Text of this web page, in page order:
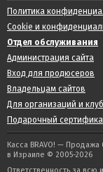
Политика
Cookie и
Отдел обслуживания
Администрация сайта
Вход для продюсеров
Владельцам сайтов
Для организаций и
Подарочный
Касса BRAVO! —
в Израиле © 2005-2026